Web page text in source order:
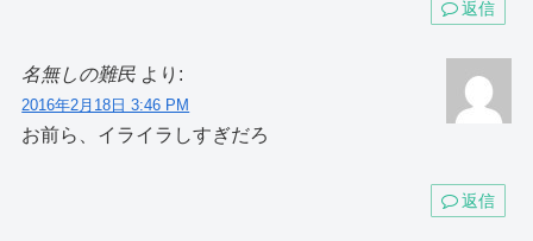
返信
名無しの難民 より:
2016年2月18日 3:46 PM
お前ら、イライラしすぎだろ
返信